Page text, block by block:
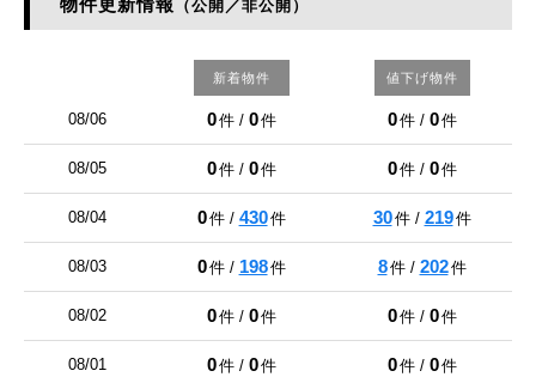
物件更新情報 （公開／非公開）
新着物件 値下げ物件
08/06 0件 / 0件 0件 / 0件
08/05 0件 / 0件 0件 / 0件
08/04 0件 / 430件 30件 / 219件
08/03 0件 / 198件 8件 / 202件
08/02 0件 / 0件 0件 / 0件
08/01 0件 / 0件 0件 / 0件